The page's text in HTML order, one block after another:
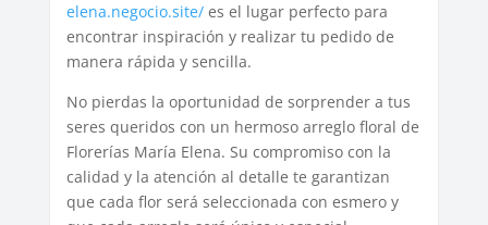
elena.negocio.site/es el lugar perfecto para
encontrar inspiración y realizar tu pedido de
manera rápida y sencilla.
No pierdas la oportunidad de sorprender a tus
seres queridos con un hermoso arreglo floral de
Florerías María Elena. Su compromiso con la
calidad y la atención al detalle te garantizan
que cada flor será seleccionada con esmero y